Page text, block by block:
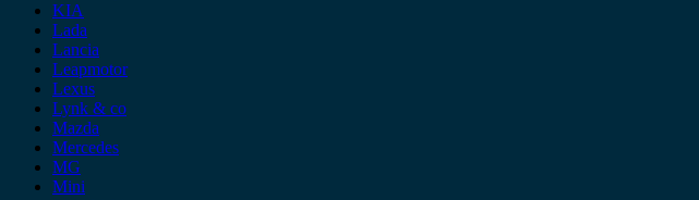
KIA
Lada
Lancia
Leapmotor
Lexus
Lynk & co
Mazda
Mercedes
MG
Mini